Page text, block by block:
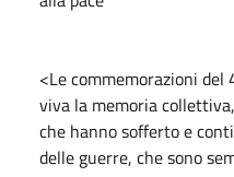
<Le commemorazioni
viva la memoria
che hanno sofferto e
delle guerre, che sono